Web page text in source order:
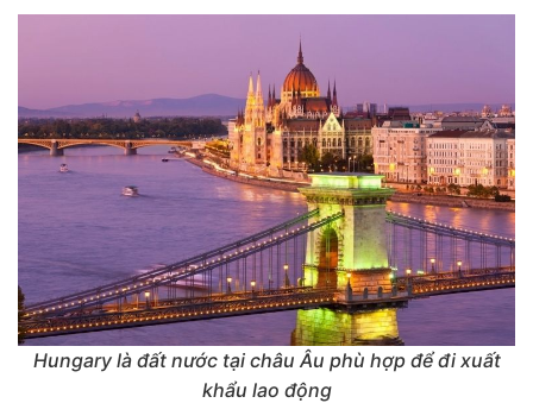
Hungary là đất nước tại châu Âu phù hợp để đi xuất
khẩu lao động